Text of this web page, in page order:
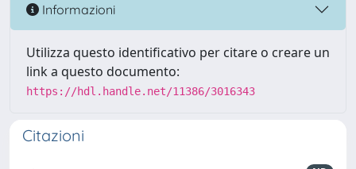
Informazioni
Utilizza questo identificativo per citare o creare un
link a questo documento:
https://hdl.handle.net/11386/3016343
Citazioni